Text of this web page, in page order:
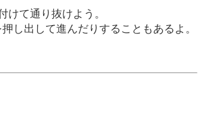
て通り抜けよう。
し出して進んだりすることもあるよ。